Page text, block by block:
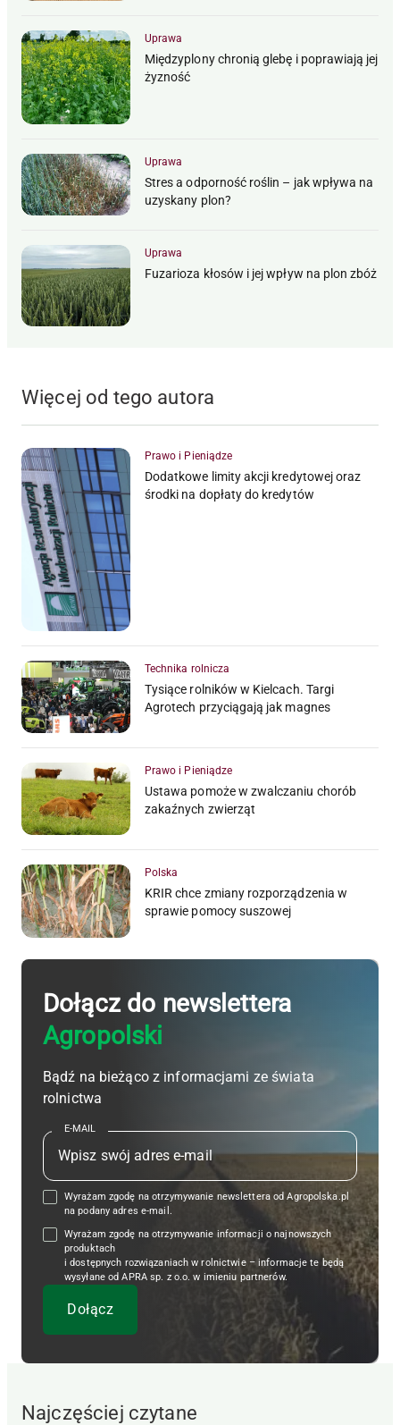
Uprawa
Międzyplony chronią glebę i poprawiają jej
żyzność
Uprawa
Stres a odporność roślin – jak wpływa na
uzyskany plon?
Uprawa
Fuzarioza kłosów i jej wpływ na plon zbóż
Więcej od tego autora
Prawo i Pieniądze
Dodatkowe limity akcji kredytowej oraz
środki na dopłaty do kredytów
Technika rolnicza
Tysiące rolników w Kielcach. Targi
Agrotech przyciągają jak magnes
Prawo i Pieniądze
Ustawa pomoże w zwalczaniu chorób
zakaźnych zwierząt
Polska
KRIR chce zmiany rozporządzenia w
sprawie pomocy suszowej
Dołącz do newslettera
Agropolski
Bądź na bieżąco z informacjami ze świata
rolnictwa
E-MAIL
Wyrażam zgodę na otrzymywanie newslettera od Agropolska.pl
na podany adres e-mail.
Wyrażam zgodę na otrzymywanie informacji o najnowszych
produktach
i dostępnych rozwiązaniach w rolnictwie – informacje te będą
wysyłane od APRA sp. z o.o. w imieniu partnerów.
Najczęściej czytane